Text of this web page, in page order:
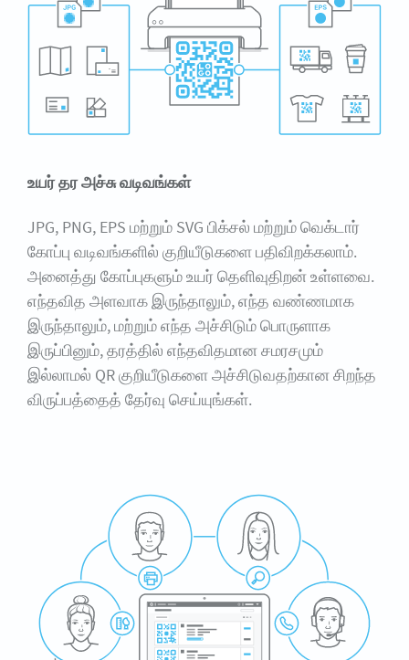
உயர் தர அச்சு வடிவங்கள்
JPG, PNG, EPS மற்றும் SVG பிக்சல் மற்றும் வெக்டார்
கோப்பு வடிவங்களில் குறியீடுகளை பதிவிறக்கலாம்.
அனைத்து கோப்புகளும் உயர் தெளிவுதிறன் உள்ளவை.
எந்தவித அளவாக இருந்தாலும், எந்த வண்ணமாக
இருந்தாலும், மற்றும் எந்த அச்சிடும் பொருளாக
இருப்பினும், தரத்தில் எந்தவிதமான சமரசமும்
இல்லாமல் QR குறியீடுகளை அச்சிடுவதற்கான சிறந்த
விருப்பத்தைத் தேர்வு செய்யுங்கள்.